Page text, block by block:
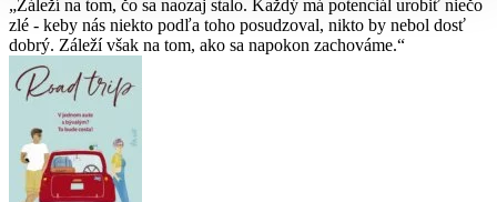
Záleží na tom, čo sa naozaj stalo. Každý má potenciál urobiť niečo
zlé - keby nás niekto podľa toho posudzoval, nikto by nebol dosť
dobrý. Záleží však na tom, ako sa napokon zachováme.